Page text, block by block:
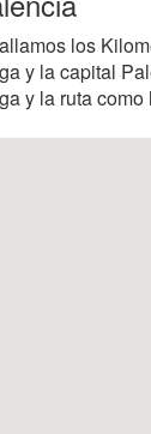
los
y la capital
y la ruta como